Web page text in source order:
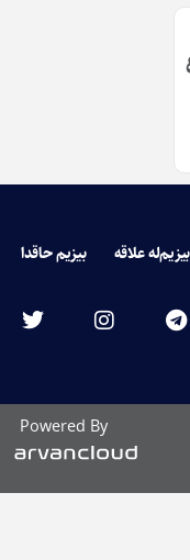
بیزیم‌له علاقه بیزیم حاقدا
Powered By